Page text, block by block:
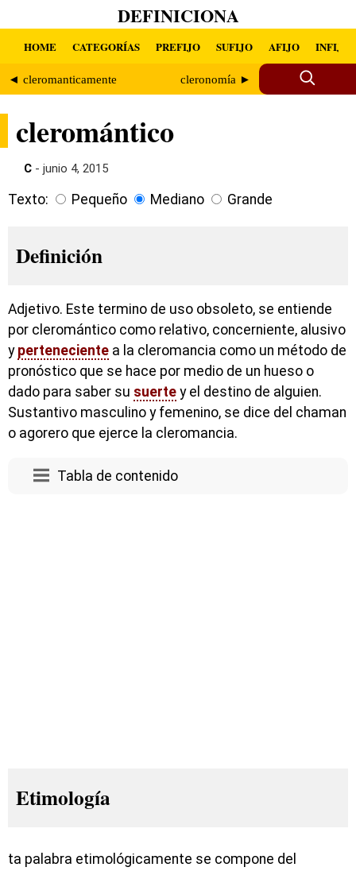
DEFINICIONA
HOME CATEGORÍAS PREFIJO SUFIJO AFIJO INFIJO
◄ cleromanticamente cleronomía ►
cleromántico
C - junio 4, 2015
Texto: Pequeño Mediano Grande
Definición
Adjetivo. Este termino de uso obsoleto, se entiende
por cleromántico como relativo, concerniente, alusivo
y perteneciente a la cleromancia como un método de
pronóstico que se hace por medio de un hueso o
dado para saber su suerte y el destino de alguien.
Sustantivo masculino y femenino, se dice del chaman
o agorero que ejerce la cleromancia.
Tabla de contenido
Etimología
ta palabra etimológicamente se compone del